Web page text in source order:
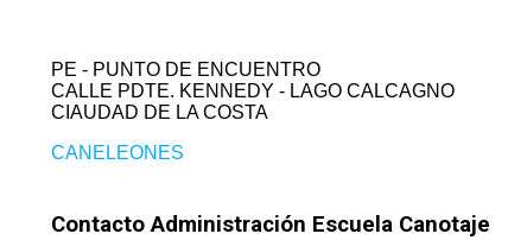
PE - PUNTO DE ENCUENTRO
CALLE PDTE. KENNEDY - LAGO CALCAGNO
CIAUDAD DE LA COSTA
CANELEONES
Contacto Administración Escuela Canotaje